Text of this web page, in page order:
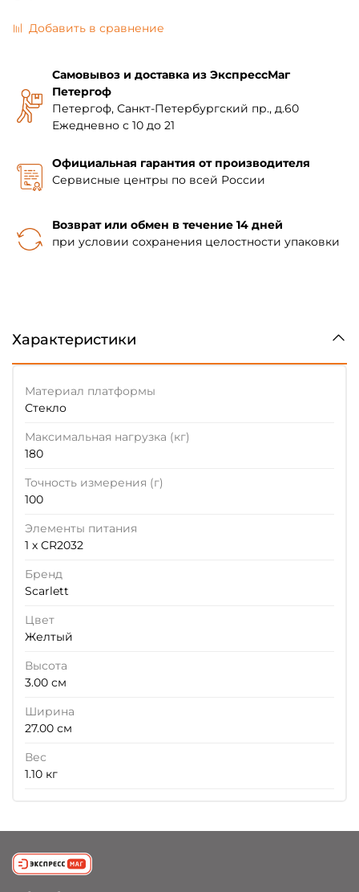
Добавить в сравнение
Самовывоз и доставка из ЭкспрессМаг
Петергоф
Петергоф, Санкт-Петербургский пр., д.60
Ежедневно с 10 до 21
Официальная гарантия от производителя
Сервисные центры по всей России
Возврат или обмен в течение 14 дней
при условии сохранения целостности упаковки
Характеристики
Материал платформы
Стекло
Максимальная нагрузка (кг)
180
Точность измерения (г)
100
Элементы питания
1 х CR2032
Бренд
Scarlett
Цвет
Желтый
Высота
3.00 см
Ширина
27.00 см
Вес
1.10 кг